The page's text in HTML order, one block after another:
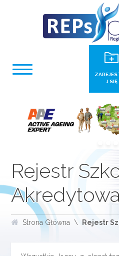
J SIĘ
Rejestr
Strona Główna Rejestr